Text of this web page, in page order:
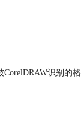
CorelDRAW识别的格